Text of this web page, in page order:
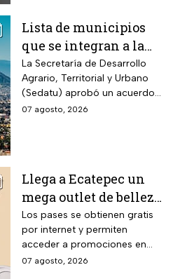
Lista de municipios
que se integran a la
Zona Metropolitana
del Valle de México
La Secretaría de Desarrollo
Agrario, Territorial y Urbano
(Sedatu) aprobó un acuerdo
para que se integren más
07 agosto, 2026
Llega a Ecatepec un
mega outlet de belleza
con entrada gratis y
descuentos de hasta el
80% durante 5 días
consecutivos en
Los pases se obtienen gratis
por internet y permiten
acceder a promociones en
maquillaje, perfumes y
07 agosto, 2026